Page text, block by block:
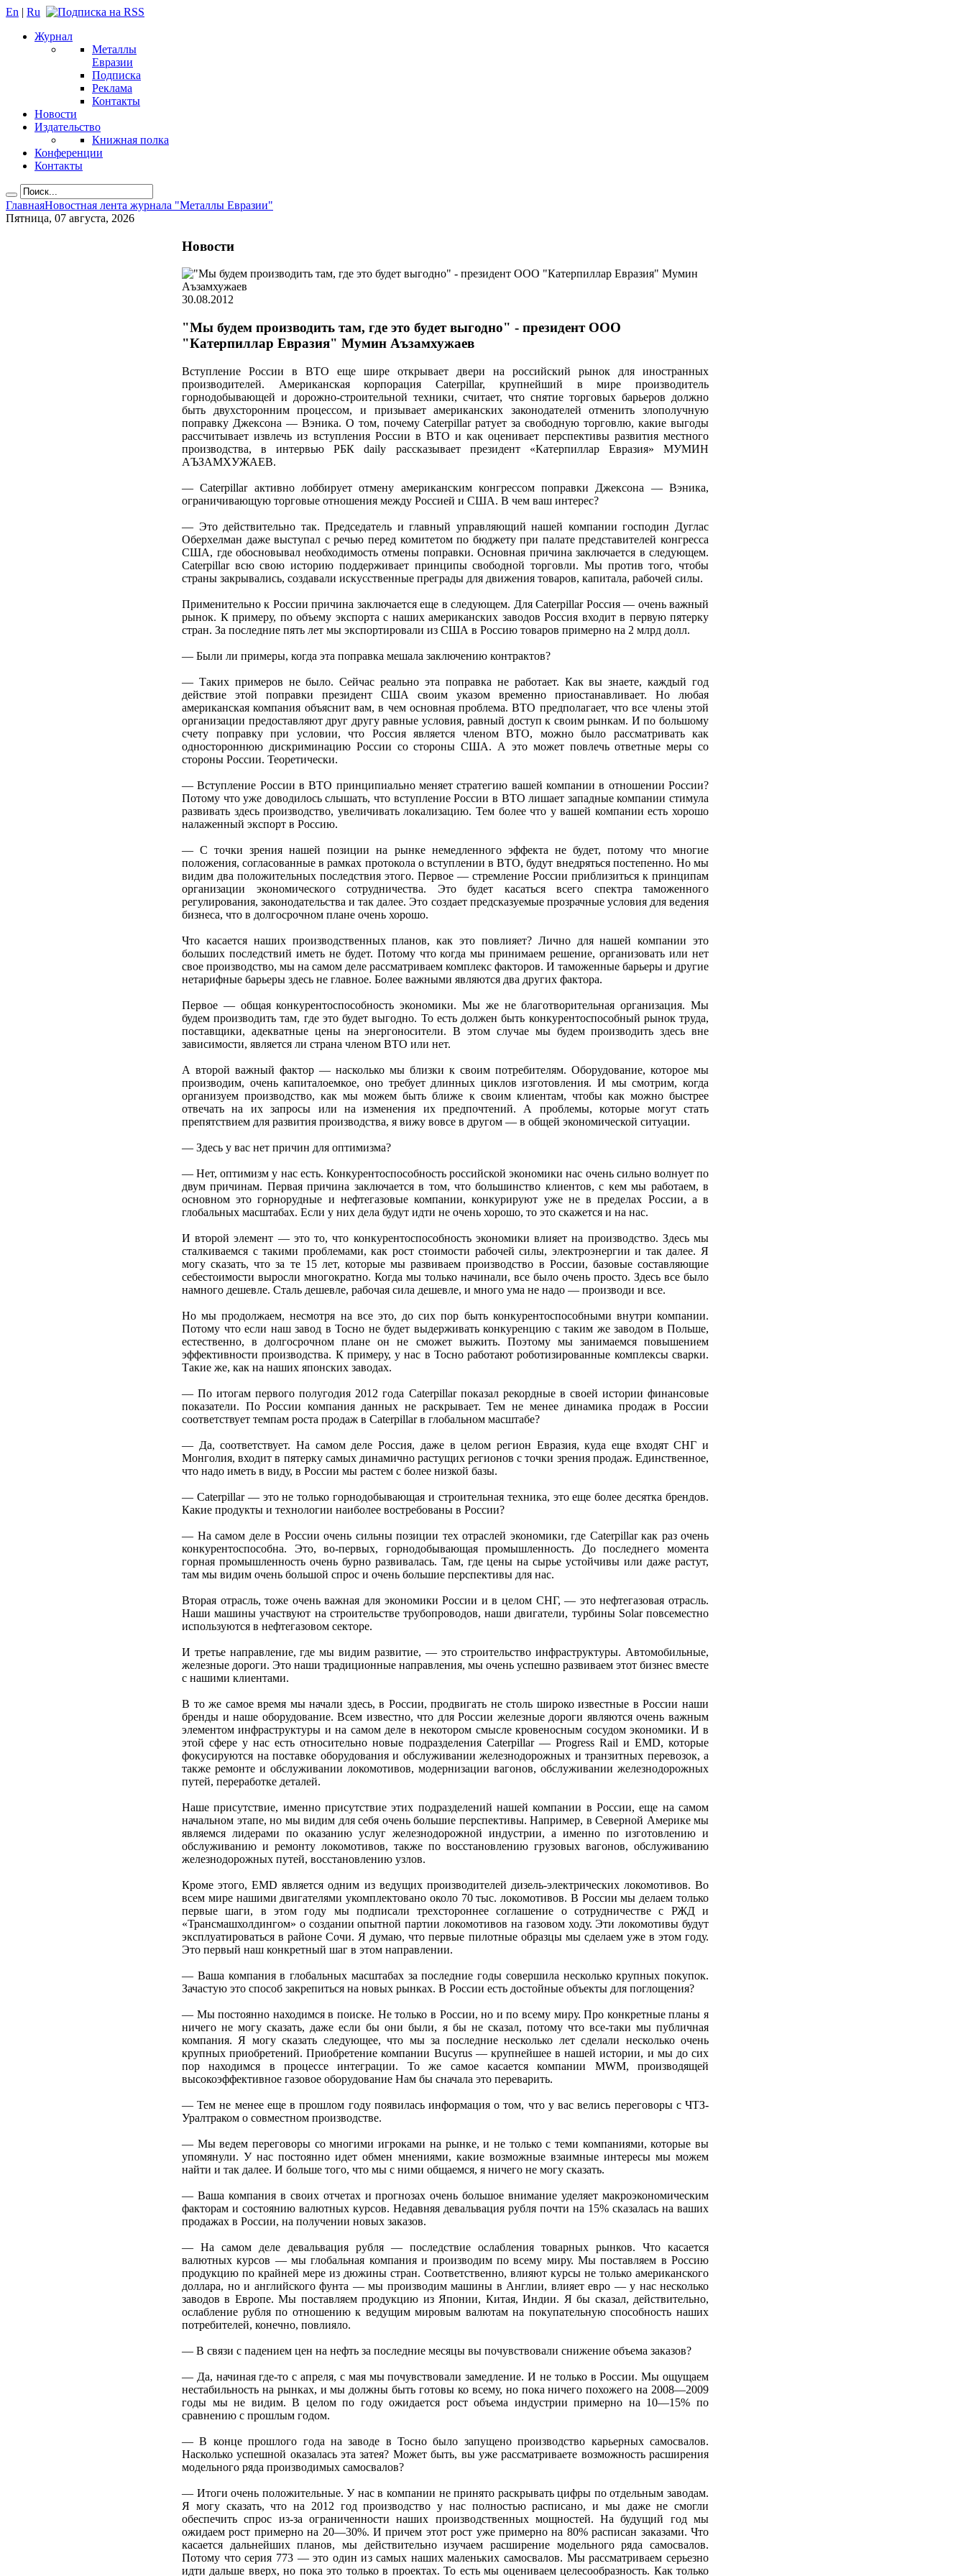
En | Ru
Журнал
Металлы
Евразии
Подписка
Реклама
Контакты
Новости
Издательство
Книжная полка
Конференции
Контакты
ГлавнаяНовостная лента журнала "Металлы Евразии"
Пятница, 07 августа, 2026
Новости
30.08.2012
"Мы будем производить там, где это будет выгодно" - президент ООО
"Катерпиллар Евразия" Мумин Аъзамхужаев
Вступление России в ВТО еще шире открывает двери на российский рынок для иностранных
производителей. Американская корпорация Caterpillar, крупнейший в мире производитель
горнодобывающей и дорожно-строительной техники, считает, что снятие торговых барьеров должно
быть двухсторонним процессом, и призывает американских законодателей отменить злополучную
поправку Джексона — Вэника. О том, почему Caterpillar ратует за свободную торговлю, какие выгоды
рассчитывает извлечь из вступления России в ВТО и как оценивает перспективы развития местного
производства, в интервью РБК daily рассказывает президент «Катерпиллар Евразия» МУМИН
АЪЗАМХУЖАЕВ.
— Caterpillar активно лоббирует отмену американским конгрессом поправки Джексона — Вэника,
ограничивающую торговые отношения между Россией и США. В чем ваш интерес?
— Это действительно так. Председатель и главный управляющий нашей компании господин Дуглас
Оберхелман даже выступал с речью перед комитетом по бюджету при палате представителей конгресса
США, где обосновывал необходимость отмены поправки. Основная причина заключается в следующем.
Caterpillar всю свою историю поддерживает принципы свободной торговли. Мы против того, чтобы
страны закрывались, создавали искусственные преграды для движения товаров, капитала, рабочей силы.
Применительно к России причина заключается еще в следующем. Для Caterpillar Россия — очень важный
рынок. К примеру, по объему экспорта с наших американских заводов Россия входит в первую пятерку
стран. За последние пять лет мы экспортировали из США в Россию товаров примерно на 2 млрд долл.
— Были ли примеры, когда эта поправка мешала заключению контрактов?
— Таких примеров не было. Сейчас реально эта поправка не работает. Как вы знаете, каждый год
действие этой поправки президент США своим указом временно приостанавливает. Но любая
американская компания объяснит вам, в чем основная проблема. ВТО предполагает, что все члены этой
организации предоставляют друг другу равные условия, равный доступ к своим рынкам. И по большому
счету поправку при условии, что Россия является членом ВТО, можно было рассматривать как
одностороннюю дискриминацию России со стороны США. А это может повлечь ответные меры со
стороны России. Теоретически.
— Вступление России в ВТО принципиально меняет стратегию вашей компании в отношении России?
Потому что уже доводилось слышать, что вступление России в ВТО лишает западные компании стимула
развивать здесь производство, увеличивать локализацию. Тем более что у вашей компании есть хорошо
налаженный экспорт в Россию.
— С точки зрения нашей позиции на рынке немедленного эффекта не будет, потому что многие
положения, согласованные в рамках протокола о вступлении в ВТО, будут внедряться постепенно. Но мы
видим два положительных последствия этого. Первое — стремление России приблизиться к принципам
организации экономического сотрудничества. Это будет касаться всего спектра таможенного
регулирования, законодательства и так далее. Это создает предсказуемые прозрачные условия для ведения
бизнеса, что в долгосрочном плане очень хорошо.
Что касается наших производственных планов, как это повлияет? Лично для нашей компании это
больших последствий иметь не будет. Потому что когда мы принимаем решение, организовать или нет
свое производство, мы на самом деле рассматриваем комплекс факторов. И таможенные барьеры и другие
нетарифные барьеры здесь не главное. Более важными являются два других фактора.
Первое — общая конкуренто­способность экономики. Мы же не благотворительная организация. Мы
будем производить там, где это будет выгодно. То есть должен быть конкурентоспособный рынок труда,
поставщики, адекватные цены на энергоносители. В этом случае мы будем производить здесь вне
зависимости, является ли страна членом ВТО или нет.
А второй важный фактор — насколько мы близки к своим потребителям. Оборудование, которое мы
производим, очень капиталоемкое, оно требует длинных циклов изготовления. И мы смотрим, когда
организуем производство, как мы можем быть ближе к своим клиентам, чтобы как можно быстрее
отвечать на их запросы или на изменения их предпочтений. А проблемы, которые могут стать
препятствием для развития производства, я вижу вовсе в другом — в общей экономической ситуации.
— Здесь у вас нет причин для оптимизма?
— Нет, оптимизм у нас есть. Конкурентоспособность российской экономики нас очень сильно волнует по
двум причинам. Первая причина заключается в том, что большинство клиентов, с кем мы работаем, в
основном это горнорудные и нефтегазовые компании, конкурируют уже не в пределах России, а в
глобальных масштабах. Если у них дела будут идти не очень хорошо, то это скажется и на нас.
И второй элемент — это то, что конкурентоспособность экономики влияет на производство. Здесь мы
сталкиваемся с такими проблемами, как рост стоимости рабочей силы, электроэнергии и так далее. Я
могу сказать, что за те 15 лет, которые мы развиваем производство в России, базовые составляющие
себестоимости выросли многократно. Когда мы только начинали, все было очень просто. Здесь все было
намного дешевле. Сталь дешевле, рабочая сила дешевле, и много ума не надо — производи и все.
Но мы продолжаем, несмотря на все это, до сих пор быть конкурентоспособными внутри компании.
Потому что если наш завод в Тосно не будет выдерживать конкуренцию с таким же заводом в Польше,
естественно, в долгосрочном плане он не сможет выжить. Поэтому мы занимаемся повышением
эффективности производства. К примеру, у нас в Тосно работают роботизированные комплексы сварки.
Такие же, как на наших японских заводах.
— По итогам первого полугодия 2012 года Caterpillar показал рекордные в своей истории финансовые
показатели. По России компания данных не раскрывает. Тем не менее динамика продаж в России
соответствует темпам роста продаж в Caterpillar в глобальном масштабе?
— Да, соответствует. На самом деле Россия, даже в целом регион Евразия, куда еще входят СНГ и
Монголия, входит в пятерку самых динамично растущих регионов с точки зрения продаж. Единственное,
что надо иметь в виду, в России мы растем с более низкой базы.
— Caterpillar — это не только горнодобывающая и строительная техника, это еще более десятка брендов.
Какие продукты и технологии наиболее востребованы в России?
— На самом деле в России очень сильны позиции тех отраслей экономики, где Caterpillar как раз очень
конкурентоспособна. Это, во-первых, горнодобывающая промышленность. До последнего момента
горная промышленность очень бурно развивалась. Там, где цены на сырье устойчивы или даже растут,
там мы видим очень большой спрос и очень большие перспективы для нас.
Вторая отрасль, тоже очень важная для экономики России и в целом СНГ, — это нефтегазовая отрасль.
Наши машины участвуют на строительстве трубопроводов, наши двигатели, турбины Solar повсеместно
используются в неф­тегазовом секторе.
И третье направление, где мы видим развитие, — это строительство инфраструктуры. Автомобильные,
железные дороги. Это наши традиционные направления, мы очень успешно развиваем этот бизнес вместе
с нашими клиентами.
В то же самое время мы начали здесь, в России, продвигать не столь широко известные в России наши
бренды и наше оборудование. Всем известно, что для России железные дороги являются очень важным
элементом инфраструктуры и на самом деле в некотором смысле кровеносным сосудом экономики. И в
этой сфере у нас есть относительно новые подразделения Caterpillar — Progress Rail и EMD, которые
фокусируются на поставке оборудования и обслуживании железнодорожных и транзитных перевозок, а
также ремонте и обслуживании локомотивов, модернизации вагонов, обслуживании железнодорожных
путей, переработке деталей.
Наше присутствие, именно присутствие этих подразделений нашей компании в России, еще на самом
начальном этапе, но мы видим для себя очень большие перспективы. Например, в Северной Америке мы
являемся лидерами по оказанию услуг железнодорожной индустрии, а именно по изготовлению и
обслуживанию и ремонту локомотивов, также по восстановлению грузовых вагонов, обслуживанию
железнодорожных путей, восстановлению узлов.
Кроме этого, EMD является одним из ведущих производителей дизель-электрических локомотивов. Во
всем мире нашими двигателями укомплектовано около 70 тыс. локомотивов. В России мы делаем только
первые шаги, в этом году мы подписали трехстороннее соглашение о сотрудничестве с РЖД и
«Трансмашхолдингом» о создании опытной партии локомотивов на газовом ходу. Эти локомотивы будут
эксплуатироваться в районе Сочи. Я думаю, что первые пилотные образцы мы сделаем уже в этом году.
Это первый наш конкретный шаг в этом направлении.
— Ваша компания в глобальных масштабах за последние годы совершила несколько крупных покупок.
Зачастую это способ закрепиться на новых рынках. В России есть достойные объекты для поглощения?
— Мы постоянно находимся в поиске. Не только в России, но и по всему миру. Про конкретные планы я
ничего не могу сказать, даже если бы они были, я бы не сказал, потому что все-таки мы публичная
компания. Я могу сказать следующее, что мы за последние несколько лет сделали несколько очень
крупных приобретений. Приобретение компании Bucyrus — крупнейшее в нашей истории, и мы до сих
пор находимся в процессе интеграции. То же самое касается компании MWM, производящей
высокоэффективное газовое оборудование Нам бы сначала это переварить.
— Тем не менее еще в прошлом году появилась информация о том, что у вас велись переговоры с ЧТЗ-
Уралтраком о совместном производстве.
— Мы ведем переговоры со многими игроками на рынке, и не только с теми компаниями, которые вы
упомянули. У нас постоянно идет обмен мнениями, какие возможные взаимные интересы мы можем
найти и так далее. И больше того, что мы с ними общаемся, я ничего не могу сказать.
— Ваша компания в своих отчетах и прогнозах очень большое внимание уделяет макроэкономическим
факторам и состоянию валютных курсов. Недавняя девальвация рубля почти на 15% сказалась на ваших
продажах в России, на получении новых заказов.
— На самом деле девальвация рубля — последствие ослабления товарных рынков. Что касается
валютных курсов — мы глобальная компания и производим по всему миру. Мы поставляем в Россию
продукцию по крайней мере из дюжины стран. Соответственно, влияют курсы не только американского
доллара, но и английского фунта — мы производим машины в Англии, влияет евро — у нас несколько
заводов в Европе. Мы поставляем продукцию из Японии, Китая, Индии. Я бы сказал, действительно,
ослабление рубля по отношению к ведущим мировым валютам на покупательную способность наших
потребителей, конечно, повлияло.
— В связи с падением цен на нефть за последние месяцы вы почувствовали снижение объема заказов?
— Да, начиная где-то с апреля, с мая мы почувствовали замедление. И не только в России. Мы ощущаем
нестабильность на рынках, и мы должны быть готовы ко всему, но пока ничего похожего на 2008—2009
годы мы не видим. В целом по году ожидается рост объема индустрии примерно на 10—15% по
сравнению с прошлым годом.
— В конце прошлого года на заводе в Тосно было запущено производство карьерных самосвалов.
Насколько успешной оказалась эта затея? Может быть, вы уже рассматриваете возможность расширения
модельного ряда производимых самосвалов?
— Итоги очень положительные. У нас в компании не принято раскрывать цифры по отдельным заводам.
Я могу сказать, что на 2012 год производство у нас полностью расписано, и мы даже не смогли
обеспечить спрос из-за ограниченности наших производственных мощностей. На будущий год мы
ожидаем рост примерно на 20—30%. И причем этот рост уже примерно на 80% расписан заказами. Что
касается дальнейших планов, мы действительно изучаем расширение модельного ряда самосвалов.
Потому что серия 773 — это один из самых наших маленьких самосвалов. Мы рассматриваем серьезно
идти дальше вверх, но пока это только в проектах. То есть мы оцениваем целесообразность. Как только